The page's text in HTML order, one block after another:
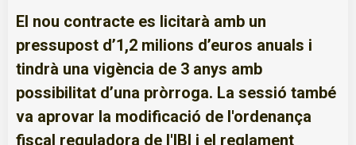
El nou contracte es licitarà amb un
pressupost d’1,2 milions d’euros anuals i
tindrà una vigència de 3 anys amb
possibilitat d’una pròrroga. La sessió també
va aprovar la modificació de l'ordenança
fiscal reguladora de l'IBI i el reglament